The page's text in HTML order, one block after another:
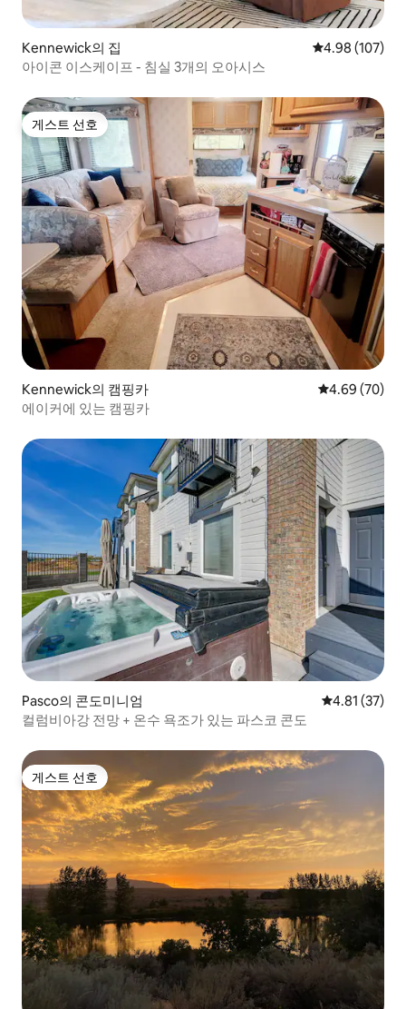
Kennewick의 집 평점 4.98점(5
4.98 (107)
아이콘 이스케이프 - 침실 3개의 오아시스
게스트 선호
게스트 선호
Kennewick의 캠핑카 평점 4.69점(5
4.69 (70)
에이커에 있는 캠핑카
Pasco의 콘도미니엄 평점 4.81점
4.81 (37)
컬럼비아강 전망 + 온수 욕조가 있는 파스코 콘도
게스트 선호
게스트 선호